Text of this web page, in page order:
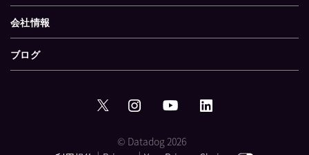
会社情報
ブログ
© Datadog 2026